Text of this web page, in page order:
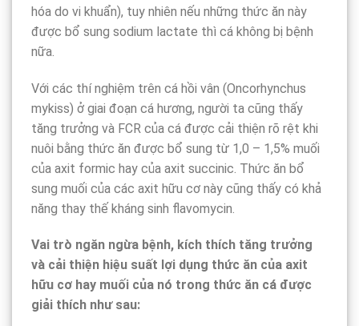
hóa do vi khuẩn), tuy nhiên nếu những thức ăn này
được bổ sung sodium lactate thì cá không bị bệnh
nữa.
Với các thí nghiệm trên cá hồi vân (Oncorhynchus
mykiss) ở giai đoạn cá hương, người ta cũng thấy
tăng trưởng và FCR của cá được cải thiện rõ rệt khi
nuôi bằng thức ăn được bổ sung từ 1,0 – 1,5% muối
của axit formic hay của axit succinic. Thức ăn bổ
sung muối của các axit hữu cơ này cũng thấy có khả
năng thay thế kháng sinh flavomycin.
Vai trò ngăn ngừa bệnh, kích thích tăng trưởng
và cải thiện hiệu suất lợi dụng thức ăn của axit
hữu cơ hay muối của nó trong thức ăn cá được
giải thích như sau: